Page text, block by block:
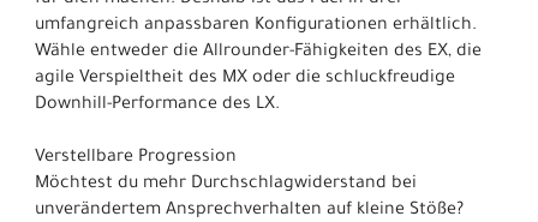
umfangreich anpassbaren Konfigurationen erhältlich.
Wähle entweder die Allrounder-Fähigkeiten des EX, die
agile Verspieltheit des MX oder die schluckfreudige
Downhill-Performance des LX.
Verstellbare Progression
Möchtest du mehr Durchschlagwiderstand bei
unverändertem Ansprechverhalten auf kleine Stöße?